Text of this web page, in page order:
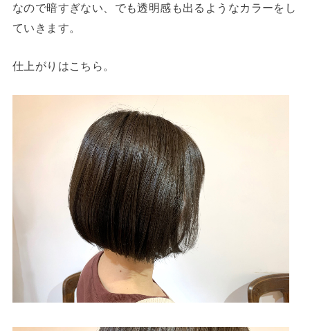
なので暗すぎない、でも透明感も出るようなカラーをし
ていきます。
仕上がりはこちら。